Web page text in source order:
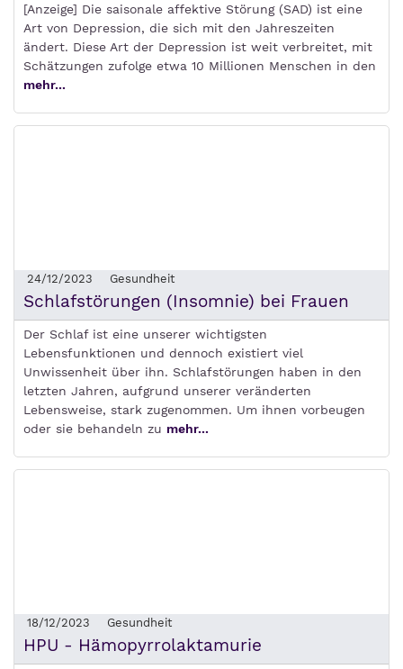
[Anzeige] Die saisonale affektive Störung (SAD) ist eine
Art von Depression, die sich mit den Jahreszeiten
ändert. Diese Art der Depression ist weit verbreitet, mit
Schätzungen zufolge etwa 10 Millionen Menschen in den
mehr...
24/12/2023 Gesundheit
Schlafstörungen (Insomnie) bei Frauen
Der Schlaf ist eine unserer wichtigsten
Lebensfunktionen und dennoch existiert viel
Unwissenheit über ihn. Schlafstörungen haben in den
letzten Jahren, aufgrund unserer veränderten
Lebensweise, stark zugenommen. Um ihnen vorbeugen
oder sie behandeln zu mehr...
18/12/2023 Gesundheit
HPU - Hämopyrrolaktamurie